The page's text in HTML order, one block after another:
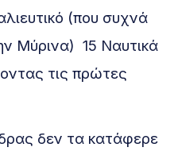
(που συχνά
Μύρινα) 15 Ναυτικά
τις πρώτες
δεν τα κατάφερε